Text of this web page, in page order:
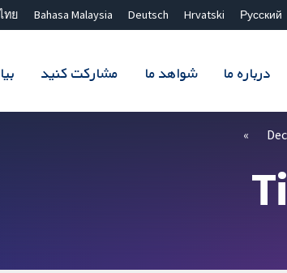
Русский
Hrvatski
Deutsch
Bahasa Malaysia
ทย
درباره ما شواهد ما مشارکت کنید